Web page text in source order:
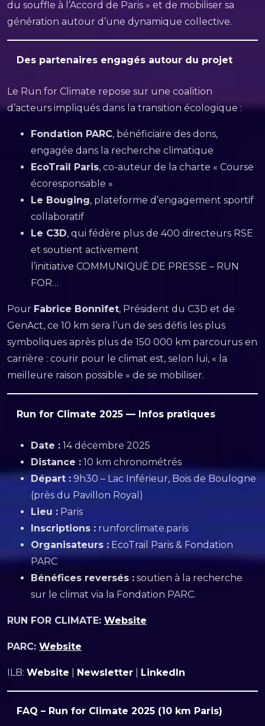
du souffle à l’Accord de Paris » et de mobiliser sa
génération autour d’une dynamique collective.
Des partenaires engagés autour du projet
Le Run for Climate repose sur une coalition
d’acteurs impliqués dans la transition écologique :
Fondation PARC, bénéficiaire des dons,
engagée dans la recherche climatique
EcoTrail Paris, co-auteur de la charte « Course
écoresponsable »
Le Bouging, plateforme d’engagement sportif
collaboratif
Le C3D, qui fédère plus de 400 directeurs RSE
et soutient activement
l’initiative COMMUNIQUÉ DE PRESSE – RUN
FOR…
Pour Fabrice Bonnifet, Président du C3D et de
GenAct, ce 10 km sera l’un de ses défis les plus
symboliques après plus de 150 000 km parcourus en
carrière : courir pour le climat est, selon lui, « la
meilleure raison possible » de se mobiliser.
Run for Climate 2025 — Infos pratiques
Date : 14 décembre 2025
Distance : 10 km chronométrés
Départ : 9h30 – Lac Inférieur, Bois de Boulogne
(près du Pavillon Royal)
Lieu : Paris
Inscriptions : runforclimate.paris
Organisateurs : EcoTrail Paris & Fondation
PARC
Bénéfices reversés : soutien à la recherche
sur le climat via la Fondation PARC.
RUN FOR CLIMATE: Website
PARC: Website
ILB: Website Newsletter LinkedIn
FAQ – Run for Climate 2025 (10 km Paris)